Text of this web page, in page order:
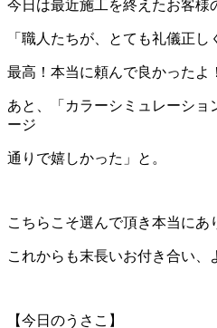
今日は最近施工を終えたお客様
「職人たちが、とても礼儀正
最高！本当に頼んで良かったよ
あと、「カラーシミュレーショ
ージ
通りで嬉しかった」と。
こちらこそ選んで頂き本当にあ
これからも末長いお付き合い、
【今日のうさこ】